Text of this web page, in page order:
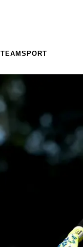
TEAMSPORT